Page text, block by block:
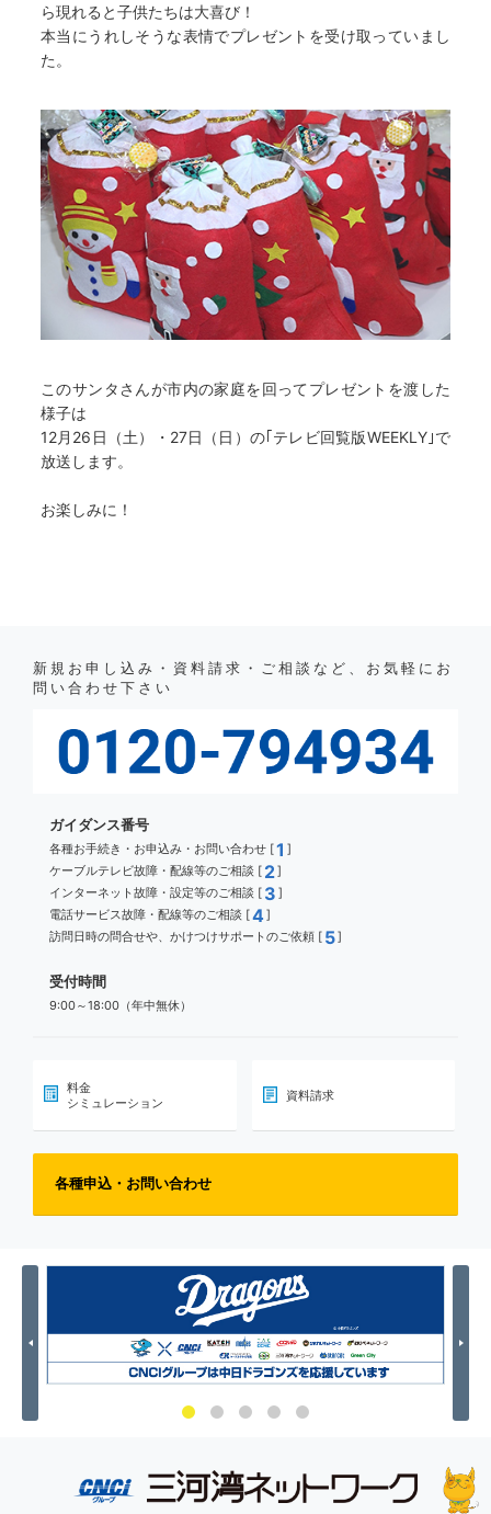
ら現れると子供たちは大喜び！
本当にうれしそうな表情でプレゼントを受け取っていまし
た。
このサンタさんが市内の家庭を回ってプレゼントを渡した
様子は
12月26日（土）・27日（日）の｢テレビ回覧版WEEKLY｣で
放送します。
お楽しみに！
新規お申し込み・資料請求・ご相談など、お気軽にお
問い合わせ下さい
ガイダンス番号
各種お手続き・お申込み・お問い合わせ [1 ]
ケーブルテレビ故障・配線等のご相談 [ 2]
インターネット故障・設定等のご相談 [ 3 ]
電話サービス故障・配線等のご相談 [4]
訪問日時の問合せや、かけつけサポートのご依頼 [ 5]
受付時間
9:00～18:00（年中無休）
料金
シミュレーション
資料請求
各種申込・お問い合わせ
Previous Next